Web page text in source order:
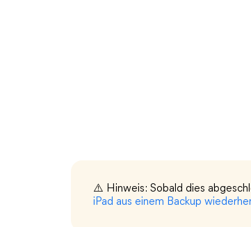
⚠️ Hinweis: Sobald dies
iPad aus einem Backup